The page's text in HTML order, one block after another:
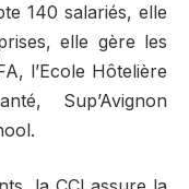
140 salariés, elle
elle gère les
l’Ecole Hôtelière
Sup’Avignon